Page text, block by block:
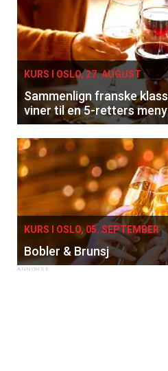
KURS I OSLO, 27. AUGUST
Sammenlign franske
viner til en 5-retters meny
KURS I OSLO, 05. SEPTEMBER
Bobler & Brunsj